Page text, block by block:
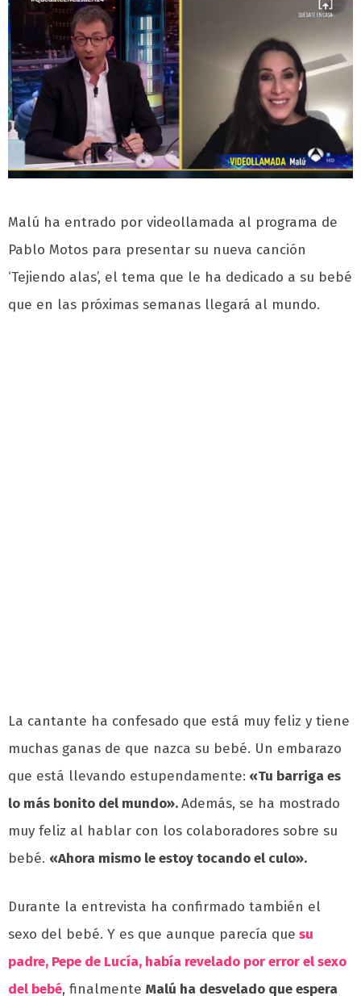
Malú ha entrado por videollamada al programa de
Pablo Motos para presentar su nueva canción
‘Tejiendo alas’, el tema que le ha dedicado a su bebé
que en las próximas semanas llegará al mundo.
La cantante ha confesado que está muy feliz y tiene
muchas ganas de que nazca su bebé. Un embarazo
que está llevando estupendamente: «Tu barriga es
lo más bonito del mundo».Además, se ha mostrado
muy feliz al hablar con los colaboradores sobre su
bebé. «Ahora mismo le estoy tocando el culo».
Durante la entrevista ha confirmado también el
sexo del bebé. Y es que aunque parecía que su
padre, Pepe de Lucía, había revelado por error el sexo
del bebé, finalmente Malú ha desvelado que espera